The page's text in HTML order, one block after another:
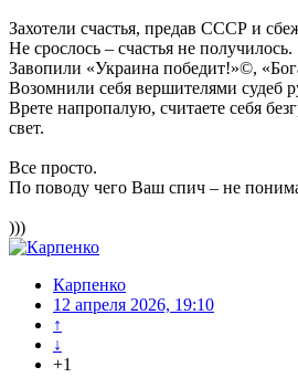
Захотели счастья, предав СССР и
Не срослось – счастья не получилось.
Завопили «Украина победит!»©,
Возомнили себя вершителями судеб
Врете напропалую, считаете себя
свет.
Все просто.
По поводу чего Ваш спич – не
)))
Карпенко
12 апреля 2026, 19:10
↑
↓
+1